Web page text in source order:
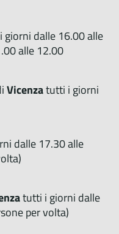
dalle 16.00 alle
alle 12.00
Vicenzatutti i giorni
dalle 17.30 alle
tutti i giorni dalle
per volta)